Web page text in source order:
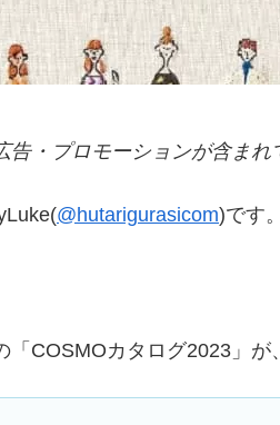
告・プロモーションが含まれ
@hutarigurasicom)です。
「COSMOカタログ2023」が